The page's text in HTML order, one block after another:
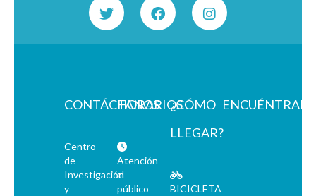
CONTÁCTANOS
Centro
de
Investigación
y
HORARIOS
Atención
al
público
¿CÓMO
LLEGAR?
BICICLETA